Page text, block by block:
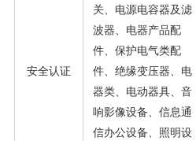
安全认证
关、电源电容器及滤
波器、电器产品配
件、保护电气类配
件、绝缘变压器、电
器类、电动器具、音
响影像设备、信息通
信办公设备、照明设